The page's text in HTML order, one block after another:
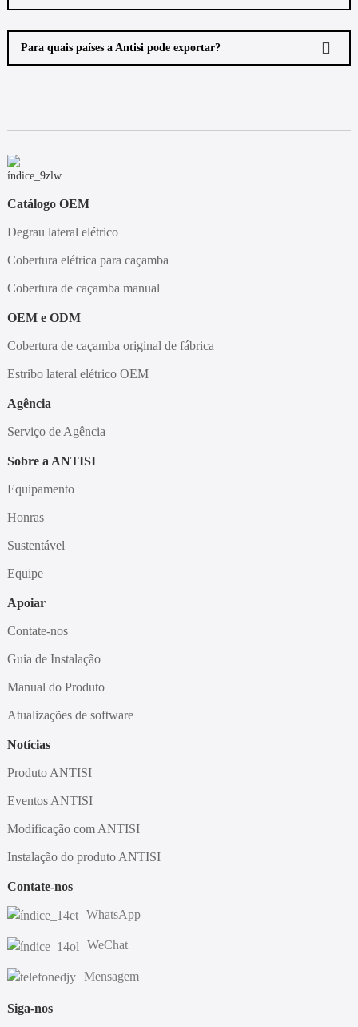
Para quais países a Antisi pode exportar?
Catálogo OEM
Degrau lateral elétrico
Cobertura elétrica para caçamba
Cobertura de caçamba manual
OEM e ODM
Cobertura de caçamba original de fábrica
Estribo lateral elétrico OEM
Agência
Serviço de Agência
Sobre a ANTISI
Equipamento
Honras
Sustentável
Equipe
Apoiar
Contate-nos
Guia de Instalação
Manual do Produto
Atualizações de software
Notícias
Produto ANTISI
Eventos ANTISI
Modificação com ANTISI
Instalação do produto ANTISI
Contate-nos
WhatsApp
WeChat
Mensagem
Siga-nos